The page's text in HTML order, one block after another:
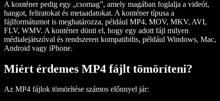
A konténer pedig egy „csomag”, amely magában foglalja a videót,
hangot, feliratokat és metaadatokat. A konténer típusa a
fájlformátumot is meghatározza, például MP4, MOV, MKV, AVI,
FLV, WMV. A konténer dönti el, hogy egy adott fájl milyen
médialejátszóval és rendszeren kompatibilis, például Windows, Mac,
Android vagy iPhone.
Miért érdemes MP4 fájlt tömöríteni?
Az MP4 fájlok tömörítése számos előnnyel jár: